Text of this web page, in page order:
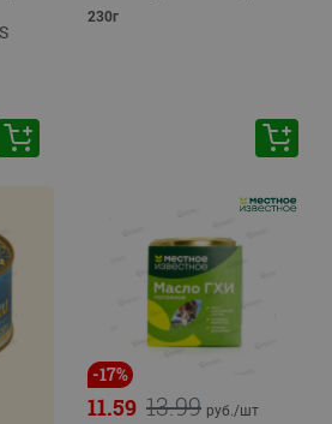
230г
-17%
13.99
11.59 руб./шт